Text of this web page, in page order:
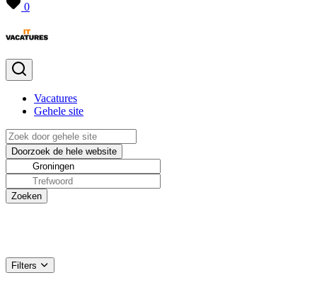
0
Vacatures
Gehele site
Filters